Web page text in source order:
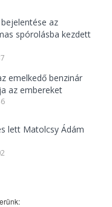
az
spórolásba kezdett
emelkedő benzinár
az embereket
lett Matolcsy Ádám